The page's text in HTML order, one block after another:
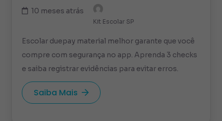
10 meses atrás
Kit Escolar SP
Escolar duepay material melhor garante que você
compre com segurança no app. Aprenda 3 checks
e saiba registrar evidências para evitar erros.
Saiba Mais